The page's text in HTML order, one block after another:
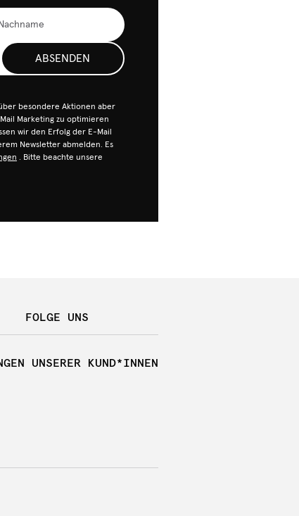
ABSENDEN
besondere Aktionen aber
Marketing zu optimieren
wir den Erfolg der E-Mail
Newsletter abmelden. Es
. Bitte beachte unsere
FOLGE UNS
UNSERER KUND*INNEN